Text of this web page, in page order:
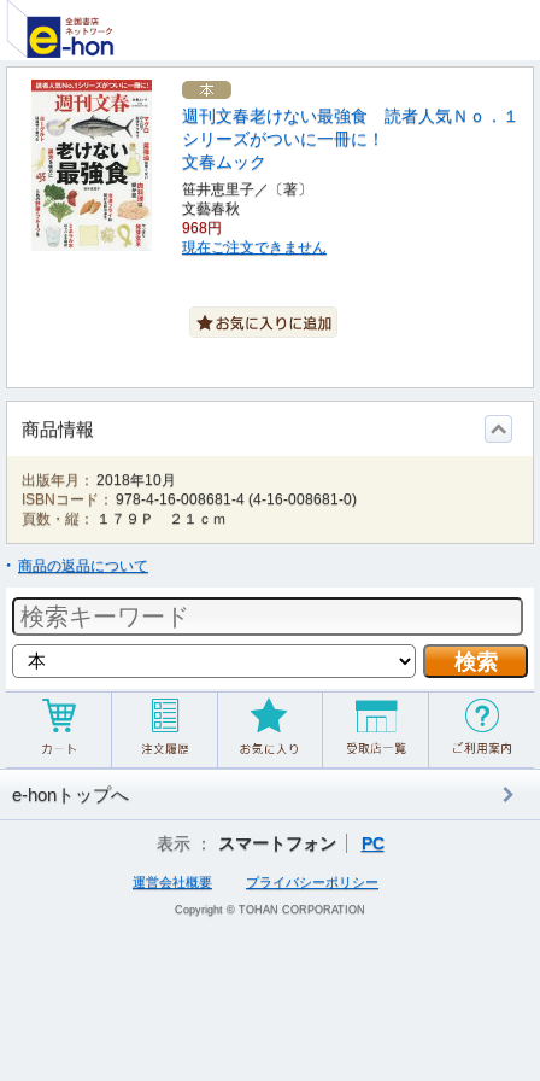
週刊文春老けない最強食 読者人気Ｎｏ．１
シリーズがついに一冊に！
文春ムック
笹井恵里子／〔著〕
文藝春秋
968円
現在ご注文できません
商品情報
出版年月： 2018年10月
ISBNコード： 978-4-16-008681-4 (4-16-008681-0)
頁数・縦：
１７９Ｐ ２１ｃｍ
商品の返品について
e-honトップへ
表示 ： スマートフォン PC
運営会社概要 プライバシーポリシー
Copyright © TOHAN CORPORATION